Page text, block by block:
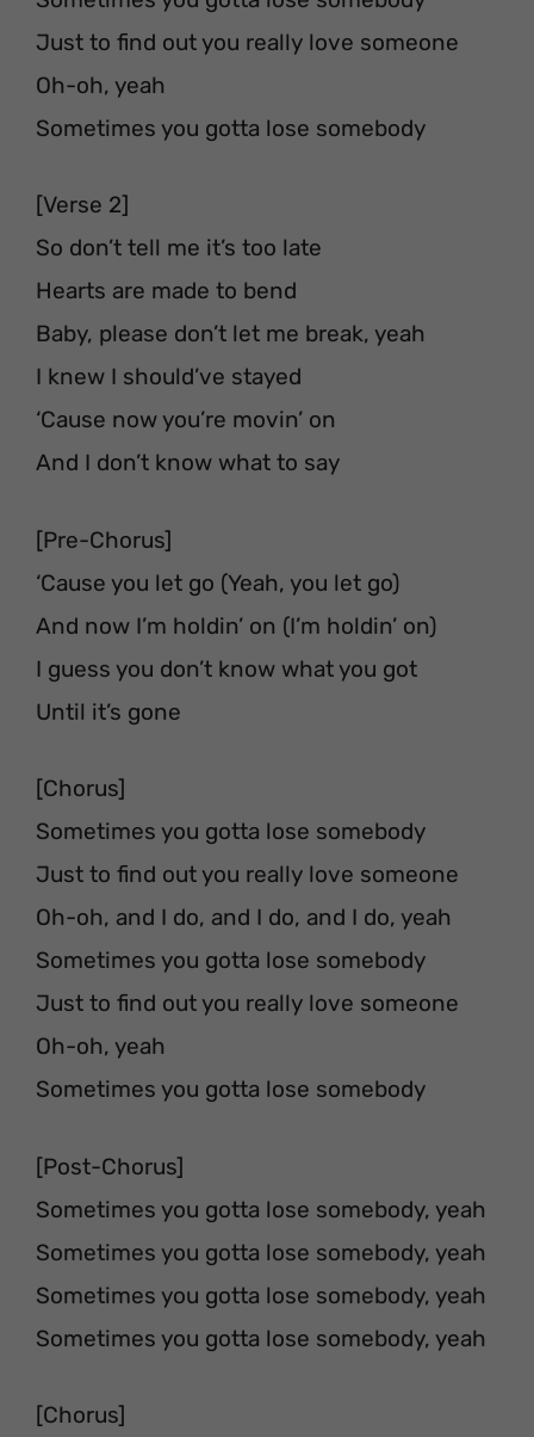
Just to find out you really love someone
Oh-oh, yeah
Sometimes you gotta lose somebody
[Verse 2]
So don’t tell me it’s too late
Hearts are made to bend
Baby, please don’t let me break, yeah
I knew I should’ve stayed
‘Cause now you’re movin’ on
And I don’t know what to say
[Pre-Chorus]
‘Cause you let go (Yeah, you let go)
And now I’m holdin’ on (I’m holdin’ on)
I guess you don’t know what you got
Until it’s gone
[Chorus]
Sometimes you gotta lose somebody
Just to find out you really love someone
Oh-oh, and I do, and I do, and I do, yeah
Sometimes you gotta lose somebody
Just to find out you really love someone
Oh-oh, yeah
Sometimes you gotta lose somebody
[Post-Chorus]
Sometimes you gotta lose somebody, yeah
Sometimes you gotta lose somebody, yeah
Sometimes you gotta lose somebody, yeah
Sometimes you gotta lose somebody, yeah
[Chorus]